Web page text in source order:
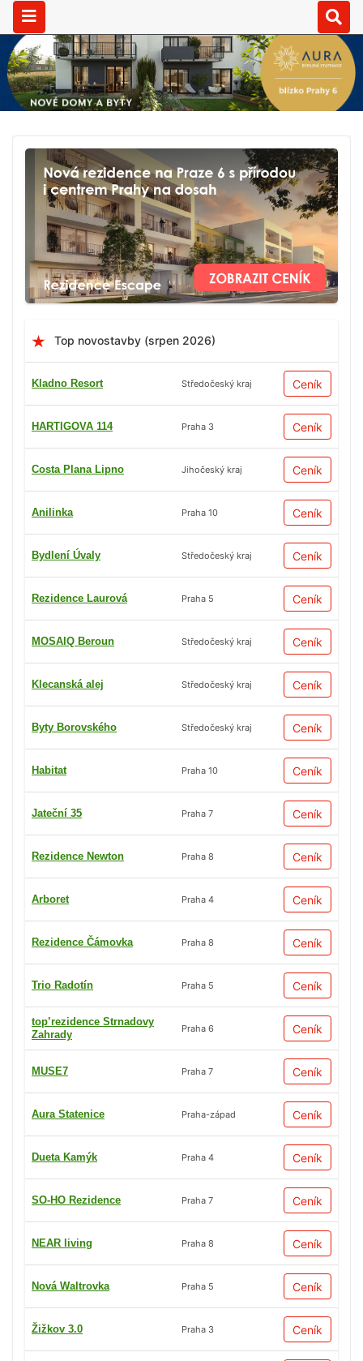
Top novostavby (srpen 2026)
Kladno Resort Středočeský kraj Ceník
HARTIGOVA 114 Praha 3 Ceník
Costa Plana Lipno Jihočeský kraj Ceník
Anilinka Praha 10 Ceník
Bydlení Úvaly Středočeský kraj Ceník
Rezidence Laurová Praha 5 Ceník
MOSAIQ Beroun Středočeský kraj Ceník
Klecanská alej Středočeský kraj Ceník
Byty Borovského Středočeský kraj Ceník
Habitat Praha 10 Ceník
Jateční 35 Praha 7 Ceník
Rezidence Newton Praha 8 Ceník
Arboret Praha 4 Ceník
Rezidence Čámovka Praha 8 Ceník
Trio Radotín Praha 5 Ceník
top’rezidence Strnadovy
Zahrady
Praha 6 Ceník
MUSE7 Praha 7 Ceník
Aura Statenice Praha-západ Ceník
Dueta Kamýk Praha 4 Ceník
SO-HO Rezidence Praha 7 Ceník
NEAR living Praha 8 Ceník
Nová Waltrovka Praha 5 Ceník
Žižkov 3.0 Praha 3 Ceník